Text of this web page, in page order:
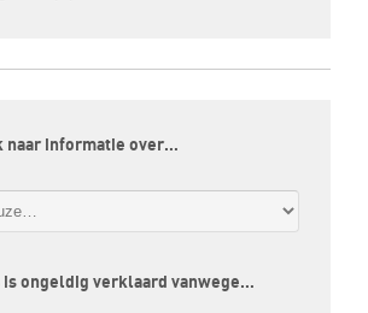
naar informatie over…
is ongeldig verklaard vanwege…